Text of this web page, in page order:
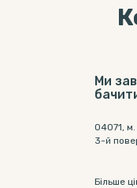
Ми
04071, м.
3-й
Більше